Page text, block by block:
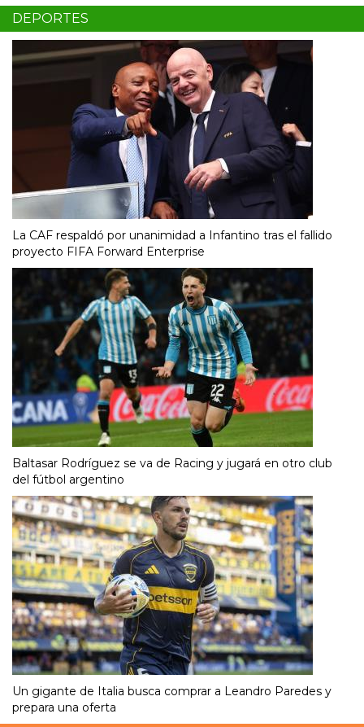
DEPORTES
La CAF respaldó por unanimidad a Infantino tras el fallido
proyecto FIFA Forward Enterprise
Baltasar Rodríguez se va de Racing y jugará en otro club
del fútbol argentino
Un gigante de Italia busca comprar a Leandro Paredes y
prepara una oferta